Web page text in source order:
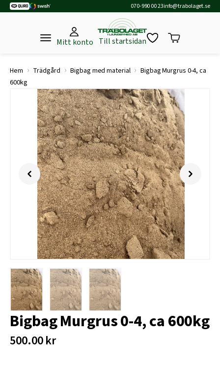
070-990 00 23info@trabolaget.se
Mitt konto Till startsidan
Hem › Trädgård › Bigbag med material › Bigbag Murgrus 0-4, ca
600kg
Bigbag Murgrus 0-4, ca 600kg
500.00kr